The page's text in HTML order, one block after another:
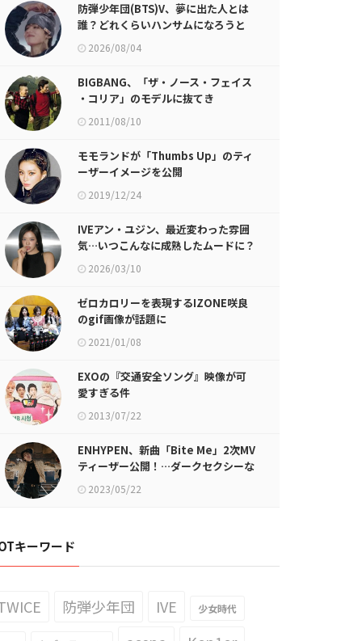
防弾少年団(BTS)V、夢に出た人とは
誰？どれくらいハンサムになろうと
してるの？
2026/08/04
BIGBANG、「ザ・ノース・フェイス
・コリア」のモデルに抜てき
2011/08/10
モモランドが「Thumbs Up」のティ
ーザーイメージを公開
2019/12/24
IVEアン・ユジン、最近変わった雰囲
気…いつこんなに成熟したムードに？
2026/03/10
ゼロカロリーを表現するIZONE咲良
のgif画像が話題に
2021/01/08
EXOの『交通安全ソング』映像が可
愛すぎる件
2013/07/22
ENHYPEN、新曲「Bite Me」2次MV
ティーザー公開！…ダークセクシーな
雰囲気のパフォーマンスに注目
2023/05/22
キーワード
防弾少年団 IVE 少女時代